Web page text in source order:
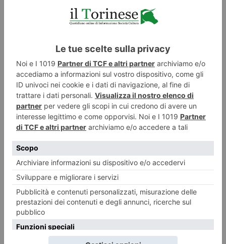
ecco che il gesto, e le scelte, del piccoloRegno del Bhutan
assumono l’importanza di indicare il percorso per cambiare
da non sottovalutare, accecati come siamo dai parametri di
Il dono del regno himalayano, uno dei paesi più piccoli e più
fragili al mondo, che è pure tra quelli con il minor impatto
globale sulle risorse naturali, annunciato dagli emissari del
re alla Conferenza di Parigi per dare il proprio contributo
alla lotta contro l’incremento delle concentrazioni di
carbonio nell’atmosfera, è quello di impegnarsi a mantenere
per sempre coperto di foreste almeno il 60% della superficie
nazionale, che sarà conservato “in perpetuo”, come
“patrimonio collettivo del mondo”.